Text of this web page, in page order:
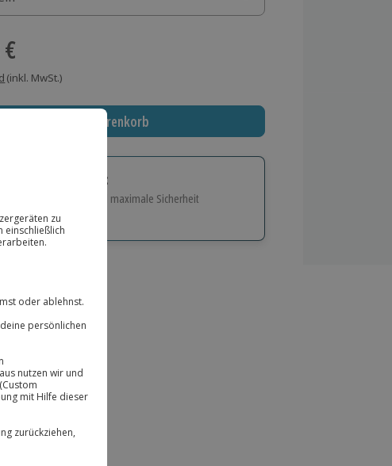
(inkl. MwSt.)
In den Warenkorb
richtige Geschenk:
volle Flexibilität und maximale Sicherheit
Auswahl
Sicherheit
gültig & verlängerbar.